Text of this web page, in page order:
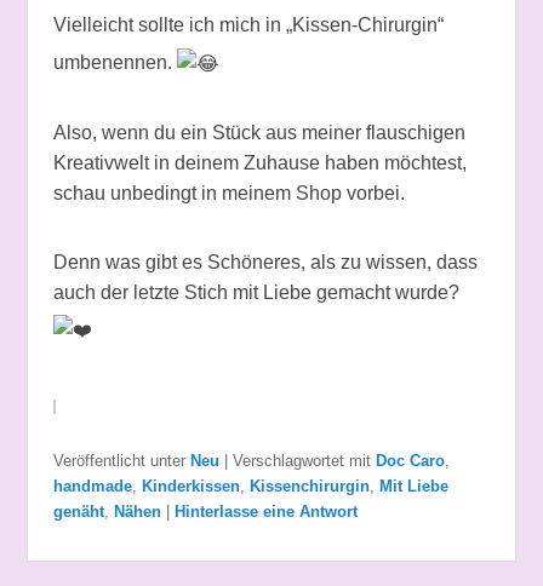
Vielleicht sollte ich mich in „Kissen-Chirurgin“
umbenennen.
Also, wenn du ein Stück aus meiner flauschigen
Kreativwelt in deinem Zuhause haben möchtest,
schau unbedingt in meinem Shop vorbei.
Denn was gibt es Schöneres, als zu wissen, dass
auch der letzte Stich mit Liebe gemacht wurde?
Veröffentlicht unter Neu Verschlagwortet mit Doc Caro,
handmade, Kinderkissen, Kissenchirurgin, Mit Liebe
genäht, Nähen Hinterlasse eine Antwort